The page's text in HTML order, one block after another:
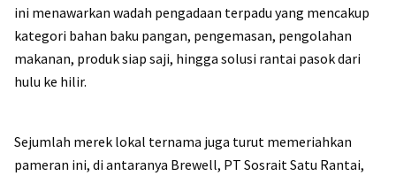
ini menawarkan wadah pengadaan terpadu yang mencakup
kategori bahan baku pangan, pengemasan, pengolahan
makanan, produk siap saji, hingga solusi rantai pasok dari
hulu ke hilir.
Sejumlah merek lokal ternama juga turut memeriahkan
pameran ini, di antaranya Brewell, PT Sosrait Satu Rantai,